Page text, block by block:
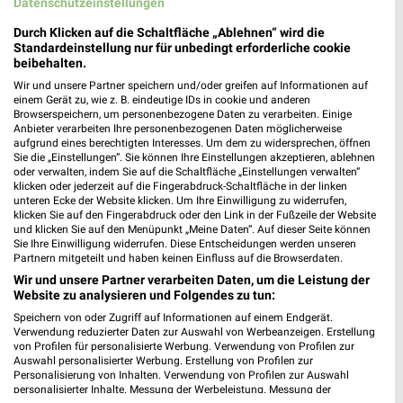
1,1 km
Schuleinleger 2026
Gültig bis Sa. 29.08.
1,1 km
Angebote ab 10.08.
Gültig ab Mo. 10.08.
Müller Müller
Durch Klicken auf die Schaltfläche „Ablehnen“ wird die
Standardeinstellung nur für unbedingt erforderliche cookie
beibehalten.
Wir und unsere Partner speichern und/oder greifen auf Informationen auf
einem Gerät zu, wie z. B. eindeutige IDs in cookie und anderen
Browserspeichern, um personenbezogene Daten zu verarbeiten. Einige
Anbieter verarbeiten Ihre personenbezogenen Daten möglicherweise
aufgrund eines berechtigten Interesses. Um dem zu widersprechen, öffnen
Sie die „Einstellungen“. Sie können Ihre Einstellungen akzeptieren, ablehnen
oder verwalten, indem Sie auf die Schaltfläche „Einstellungen verwalten“
klicken oder jederzeit auf die Fingerabdruck-Schaltfläche in der linken
unteren Ecke der Website klicken. Um Ihre Einwilligung zu widerrufen,
klicken Sie auf den Fingerabdruck oder den Link in der Fußzeile der Website
und klicken Sie auf den Menüpunkt „Meine Daten“. Auf dieser Seite können
Sie Ihre Einwilligung widerrufen. Diese Entscheidungen werden unseren
Partnern mitgeteilt und haben keinen Einfluss auf die Browserdaten.
Wir und unsere Partner verarbeiten Daten, um die Leistung der
Website zu analysieren und Folgendes zu tun:
Speichern von oder Zugriff auf Informationen auf einem Endgerät.
Verwendung reduzierter Daten zur Auswahl von Werbeanzeigen. Erstellung
von Profilen für personalisierte Werbung. Verwendung von Profilen zur
Auswahl personalisierter Werbung. Erstellung von Profilen zur
Personalisierung von Inhalten. Verwendung von Profilen zur Auswahl
personalisierter Inhalte. Messung der Werbeleistung. Messung der